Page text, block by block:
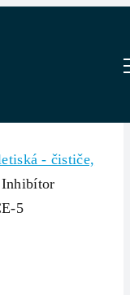
- čističe,
Inhibítor
5